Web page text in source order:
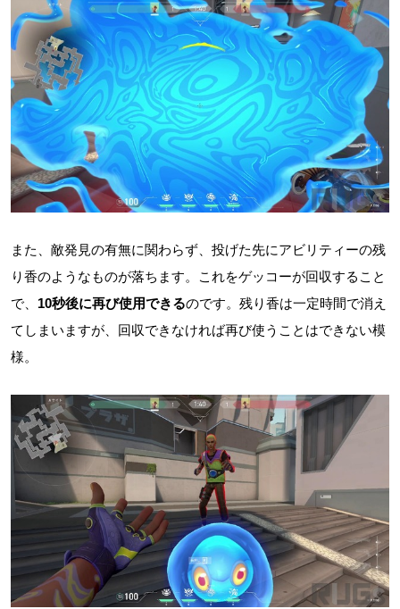
また、敵発見の有無に関わらず、投げた先にアビリティーの残
り香のようなものが落ちます。これをゲッコーが回収すること
で、 10秒後に再び使用できるのです。残り香は一定時間で消え
てしまいますが、回収できなければ再び使うことはできない模
様。